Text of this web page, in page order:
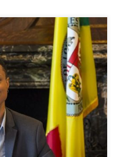
się wyeliminować
patrzą na
same możliwości,
i firmy: szybko
dać do 1
2020 roku […]